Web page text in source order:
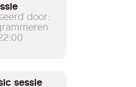
door:
sessie